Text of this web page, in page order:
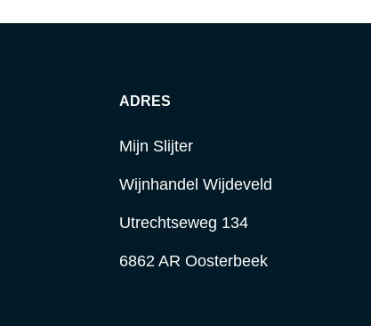
ADRES
Mijn Slijter
Wijnhandel Wijdeveld
Utrechtseweg 134
6862 AR Oosterbeek